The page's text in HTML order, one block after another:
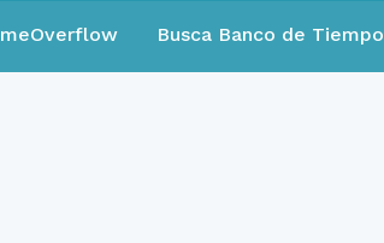
Busca Banco de Tiempo